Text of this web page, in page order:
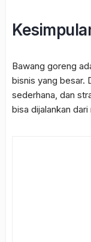
Bawang goreng
bisnis yang besar.
sederhana, dan
bisa dijalankan